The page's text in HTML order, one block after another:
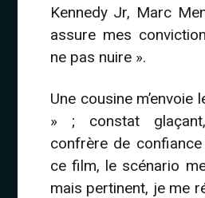
Kennedy Jr, Marc
assure mes
ne pas nuire ».
Une cousine m’envoie
» ; constat
confrère de
ce film, le scénario
mais pertinent, je me